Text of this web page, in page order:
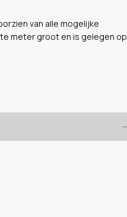
van alle mogelijke
meter groot en is gelegen op